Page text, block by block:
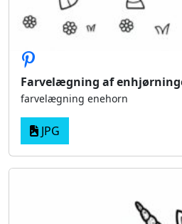
Farvelægning af
farvelægning enehorn
JPG